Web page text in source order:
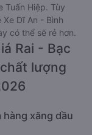
Tuấn Hiệp. Tùy
Dĩ An - Bình
có thể sẽ rẻ hơn.
Rai - Bạc
lượng
hàng xăng dầu